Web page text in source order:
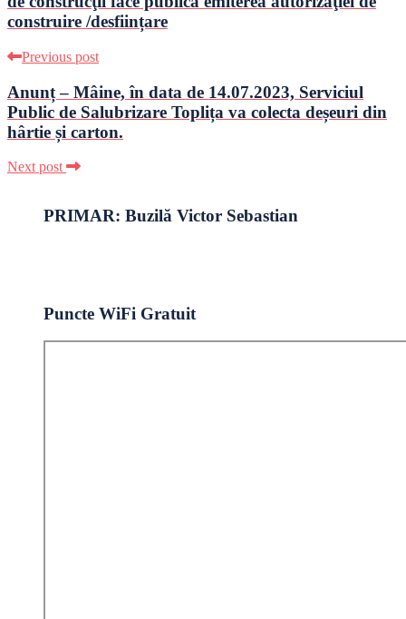
construire /desființare
Previous post
Anunț – Mâine, în data de 14.07.2023, Serviciul
Public de Salubrizare Toplița va colecta deșeuri din
hârtie și carton.
Next post
PRIMAR: Buzilă Victor Sebastian
Puncte WiFi Gratuit